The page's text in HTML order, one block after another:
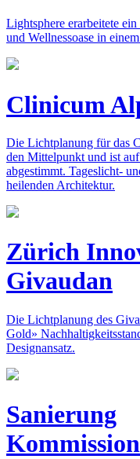
Lightsphere erarbeitete
und Wellnessoase in
Clinicum
Die Lichtplanung für das
den Mittelpunkt und ist
abgestimmt. Tageslicht-
heilenden Architektur.
Zürich
Givaudan
Die Lichtplanung des
Gold»
Designansatz.
Sanierung